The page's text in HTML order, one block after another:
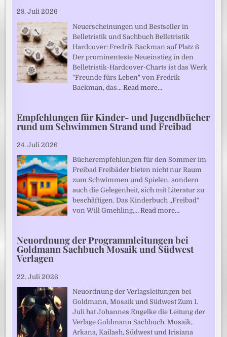
28. Juli 2026
Neuerscheinungen und Bestseller in
Belletristik und Sachbuch Belletristik
Hardcover: Fredrik Backman auf Platz 6
Der prominenteste Neueinstieg in den
Belletristik-Hardcover-Charts ist das Werk
"Freunde fürs Leben" von Fredrik
Backman, das…Read more…
Empfehlungen für Kinder- und Jugendbücher
rund um Schwimmen Strand und Freibad
24. Juli 2026
Bücherempfehlungen für den Sommer im
Freibad Freibäder bieten nicht nur Raum
zum Schwimmen und Spielen, sondern
auch die Gelegenheit, sich mit Literatur zu
beschäftigen. Das Kinderbuch „Freibad“
von Will Gmehling,…Read more…
Neuordnung der Programmleitungen bei
Goldmann Sachbuch Mosaik und Südwest
Verlagen
22. Juli 2026
Neuordnung der Verlagsleitungen bei
Goldmann, Mosaik und Südwest Zum 1.
Juli hat Johannes Engelke die Leitung der
Verlage Goldmann Sachbuch, Mosaik,
Arkana, Kailash, Südwest und Irisiana